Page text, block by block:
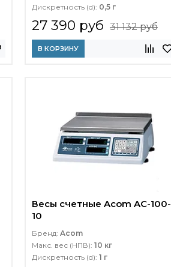
Дискретность (d): 0,5 г
27 390 руб 31 132 руб
В КОРЗИНУ
Весы счетные Acom AC-100-
10
Бренд: Acom
Макс. вес (НПВ): 10 кг
Дискретность (d): 1 г